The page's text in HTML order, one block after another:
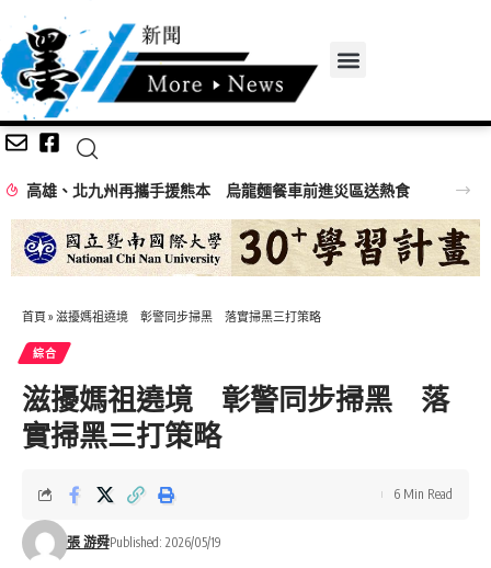
高雄、北九州再攜手援熊本 烏龍麵餐車前進災區送熱食
首頁 » 滋擾媽祖遶境 彰警同步掃黑 落實掃黑三打策略
綜合
滋擾媽祖遶境 彰警同步掃黑 落
實掃黑三打策略
張 游舜Published: 2026/05/19
6 Min Read